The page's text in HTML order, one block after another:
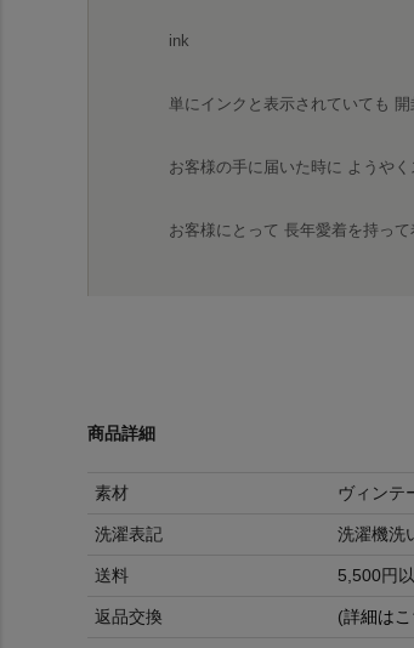
ink
単にインクと表示されていても
お客様の手に届いた時に ようや
お客様にとって 長年愛着を持っ
商品詳細
素材 ヴィンテ
洗濯表記 洗濯機洗
送料 5,500円
返品交換 (詳細はこ